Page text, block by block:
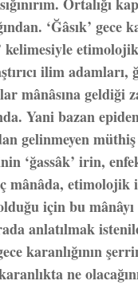
‘Ğâsık’ gece
kelimesiyle
ilim adamları,
mânâsına geldiği
Yani bazan
gelinmeyen
‘ğassâk’ irin,
mânâda, etimolojik
için bu
anlatılmak
karanlığının
ne